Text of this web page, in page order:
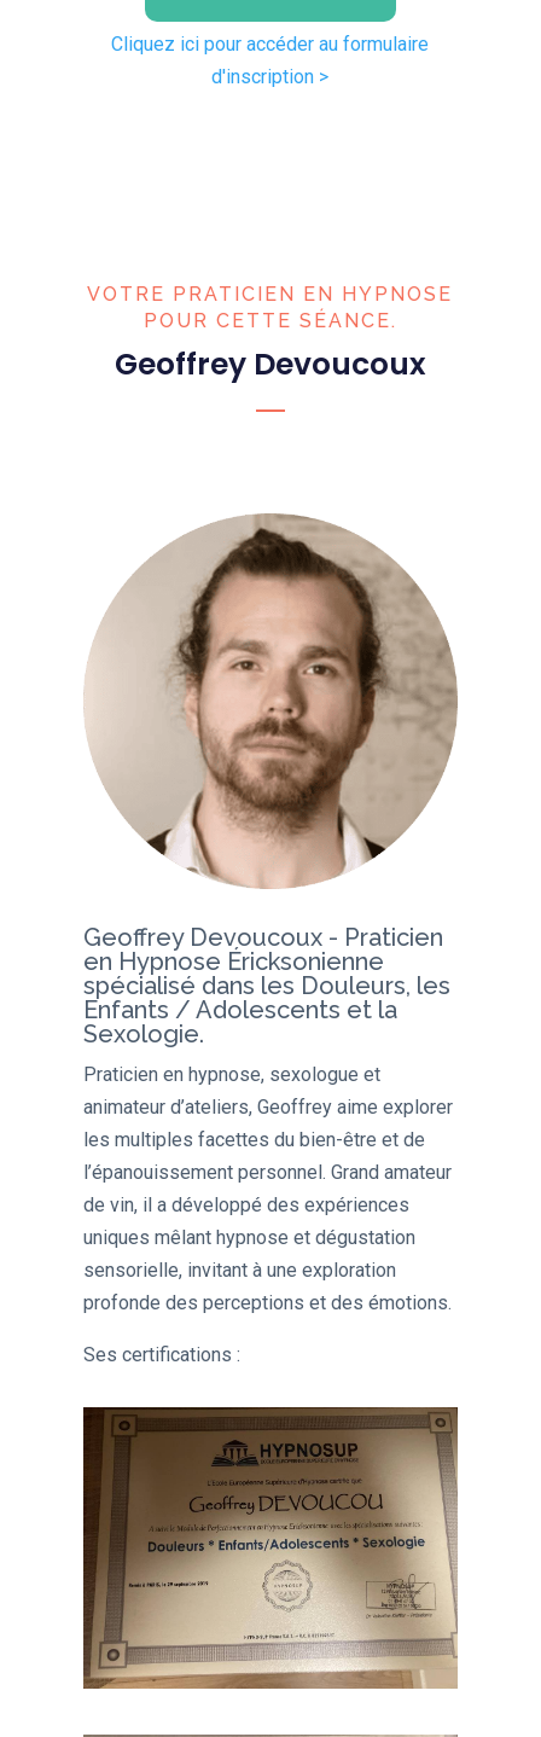
Cliquez ici pour accéder au formulaire
d'inscription >
VOTRE PRATICIEN EN HYPNOSE
POUR CETTE SÉANCE.
Geoffrey Devoucoux
Geoffrey Devoucoux - Praticien
en Hypnose Éricksonienne
spécialisé dans les Douleurs, les
Enfants / Adolescents et la
Sexologie.
Praticien en hypnose, sexologue et
animateur d’ateliers, Geoffrey aime explorer
les multiples facettes du bien-être et de
l’épanouissement personnel. Grand amateur
de vin, il a développé des expériences
uniques mêlant hypnose et dégustation
sensorielle, invitant à une exploration
profonde des perceptions et des émotions.
Ses certifications :